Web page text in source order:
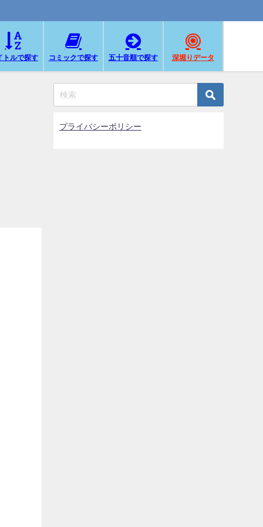
トルで探す コミックで探す 五十音順で探す 深堀りデータ
プライバシーポリシー